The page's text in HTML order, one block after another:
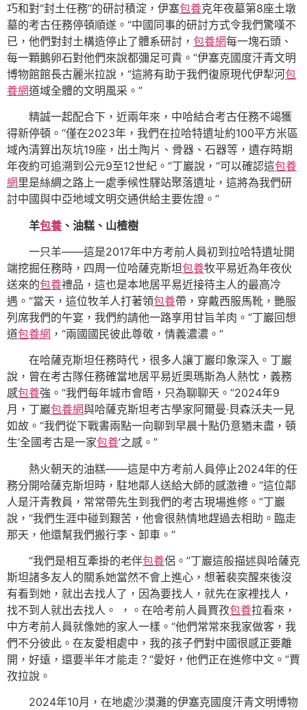
巧和對“封土任務”的研討積淀，伊塞包養克年夜墓第8座土墩
墓的考古任務停頓順遂。“中國同事的研討方式令我們驚嘆不
已，他們對封土構造停止了體系研討， 包養網每一塊石頭、
每一顆鵝卵石對他們來說都彌足可貴。”伊塞克國度汗青文明
博物館館長古麗米拉說，“這將有助于我們復原現代伊犁河包
養網道域全體的文明風采。”
精誠一起配合下，近兩年來，中哈結合考古任務不竭獲
得新停頓。“僅在2023年，我們在拉哈特遺址約100平方米區
域內清算出灰坑19座，出土陶片、骨器、石器等，遺存時期
年夜約可追溯到公元9至12世紀。”丁巖說，“可以確認這包養
網 里是絲綢之路上一處季候性驛站聚落遺址，這將為我們研
討中國與中亞地域文明交通供給主要佐證。”
羊包養 、油糕、山楂樹
一只羊——這是2017年中方考前人員初到拉哈特遺址開
端挖掘任務時，四周一位哈薩克斯坦包養牧平易近為年夜伙
送來的包養禮品，這也是本地居平易近接待主人的最高冷
遇。“當天，這位牧羊人打著領包養帶，穿戴西服馬靴，艷服
列席我們的午宴，我們約請他一路享用甘旨羊肉。”丁巖回想
道包養網 ，“兩國國民彼此尊敬，情義濃濃。”
在哈薩克斯坦任務時代，很多人讓丁巖印象深入。丁巖
說，曾在考古隊任務確當地居平易近奧瑪斯為人熱忱，義務
感包養強。“我們每年城市會晤，只為聊聊天。”2024年9
月，丁巖包養網與哈薩克斯坦考古學家阿爾曼·貝森沃夫一見
如故。“我們從下戰書兩點一向聊到早晨十點仍意猶未盡，頓
生‘全國考古是一家包養’之感。”
熱火朝天的油糕——這是中方考前人員停止2024年的任
務分開哈薩克斯坦時，駐地鄰人送給大師的感激禮。“這位鄰
人是汗青教員，常常帶先生到我們的考古現場進修。”丁巖
說，“我們生涯中碰到艱苦，他會很熱情地趕過去相助。臨走
那天，他還幫我們搬行李、卸車。”
“我們是相互牽掛的老伴包養侶。”丁巖這般描述與哈薩克
斯坦諸多友人的關系她當然不會上進心，想著裴奕醒來後沒
有看到她，就出去找人了，因為要找人，就先在家裡找人，
找不到人就出去找人。 ，。在哈考前人員賈孜包養拉看來，
中方考前人員就像她的家人一樣。“他們常常來我家做客，我
們不分彼此。在友愛相處中，我的孩子們對中國很感正要離
開，好遠，還要半年才能走？”愛好，他們正在進修中文。”賈
孜拉說。
2024年10月，在地處沙漠灘的伊塞克國度汗青文明博物